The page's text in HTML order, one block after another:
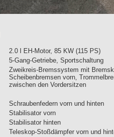
2.0 l EH-Motor, 85 KW (115 PS)
5-Gang-Getriebe, Sportschaltung
Zweikreis-Bremssystem mit
Scheibenbremsen vorn,
zwischen den Vordersitzen
Schraubenfedern vorn und hinten
Stabilisator vorn
Stabilisator hinten
Teleskop-Stoßdämpfer vorn und